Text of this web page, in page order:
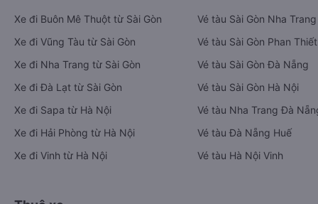
Xe đi Buôn Mê Thuột từ Sài Gòn
Xe đi Vũng Tàu từ Sài Gòn
Xe đi Nha Trang từ Sài Gòn
Xe đi Đà Lạt từ Sài Gòn
Xe đi Sapa từ Hà Nội
Xe đi Hải Phòng từ Hà Nội
Xe đi Vinh từ Hà Nội
Vé tàu Sài Gòn Nha Trang
Vé tàu Sài Gòn Phan Thiết
Vé tàu Sài Gòn Đà Nẵng
Vé tàu Sài Gòn Hà Nội
Vé tàu Nha Trang Đà
Vé tàu Đà Nẵng Huế
Vé tàu Hà Nội Vinh